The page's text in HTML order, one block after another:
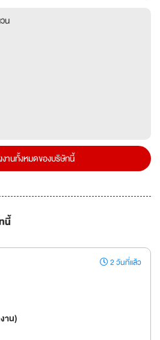
น
านทั้งหมดของบริษัทนี้
นี้
2 วันที่แล้ว
าน)